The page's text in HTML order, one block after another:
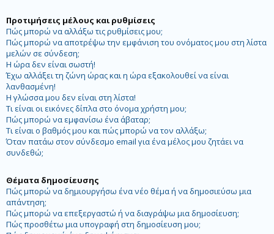
Προτιμήσεις μέλους και ρυθμίσεις
Πώς μπορώ να αλλάξω τις ρυθμίσεις μου;
Πώς μπορώ να αποτρέψω την εμφάνιση του ονόματος μου στη λίστα
μελών σε σύνδεση;
Η ώρα δεν είναι σωστή!
Έχω αλλάξει τη ζώνη ώρας και η ώρα εξακολουθεί να είναι
λανθασμένη!
Η γλώσσα μου δεν είναι στη λίστα!
Τι είναι οι εικόνες δίπλα στο όνομα χρήστη μου;
Πώς μπορώ να εμφανίσω ένα άβαταρ;
Τι είναι ο βαθμός μου και πώς μπορώ να τον αλλάξω;
Όταν πατάω στον σύνδεσμο email για ένα μέλος μου ζητάει να
συνδεθώ;
Θέματα δημοσίευσης
Πώς μπορώ να δημιουργήσω ένα νέο θέμα ή να δημοσιεύσω μια
απάντηση;
Πώς μπορώ να επεξεργαστώ ή να διαγράψω μια δημοσίευση;
Πώς προσθέτω μια υπογραφή στη δημοσίευση μου;